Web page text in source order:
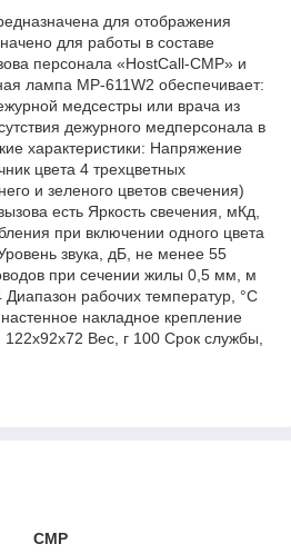
для отображения
для работы в составе
персонала «HostCall-CMP» и
лампа MP-611W2 обеспечивает:
медсестры или врача из
дежурного медперсонала в
характеристики: Напряжение
цвета 4 трехцветных
и зеленого цветов свечения)
есть Яркость свечения, мКд,
при включении одного цвета
звука, дБ, не менее 55
при сечении жилы 0,5 мм, м
рабочих температур, °С
накладное крепление
Вес, г 100 Срок службы,
CMP